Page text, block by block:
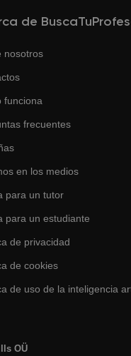
de
nosotros
funciona
frecuentes
en los medios
para un tutor
para un estudiante
de privacidad
de cookies
de uso de la inteligencia
OÜ